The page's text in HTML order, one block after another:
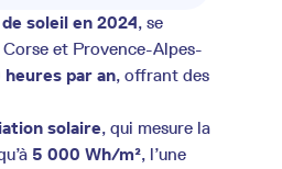
soleil en 2024, se
et Provence-Alpes-
heures par an, offrant des
solaire, qui mesure la
5 000 Wh/m², l’une